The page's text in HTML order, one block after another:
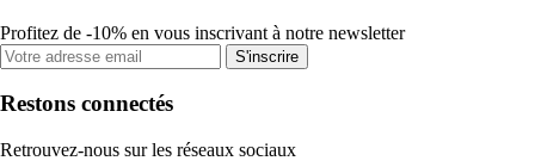
Profitez de -10% en vous inscrivant à notre newsletter
S'inscrire
Restons connectés
Retrouvez-nous sur les réseaux sociaux